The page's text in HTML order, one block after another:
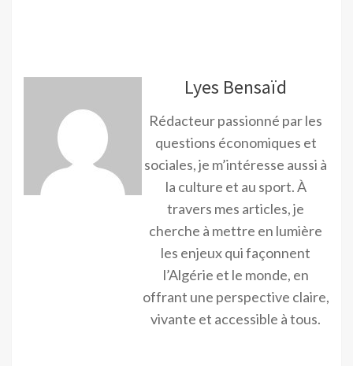
Lyes Bensaïd
Rédacteur passionné par les
questions économiques et
sociales, je m’intéresse aussi à
la culture et au sport. À
travers mes articles, je
cherche à mettre en lumière
les enjeux qui façonnent
l’Algérie et le monde, en
offrant une perspective claire,
vivante et accessible à tous.